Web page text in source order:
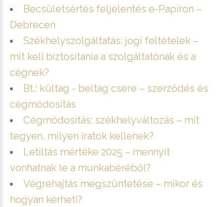
Becsületsértés feljelentés e-Papíron –
Debrecen
Székhelyszolgáltatás: jogi feltételek –
mit kell biztosítania a szolgáltatónak és a
cégnek?
Bt.: kültag - beltag csere – szerződés és
cégmódosítás
Cégmódosítás: székhelyváltozás – mit
tegyen, milyen iratok kellenek?
Letiltás mértéke 2025 – mennyit
vonhatnak le a munkabéréből?
Végrehajtás megszüntetése – mikor és
hogyan kérheti?